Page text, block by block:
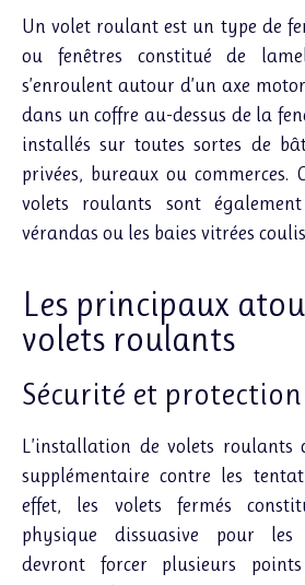
Un volet roulant est un type de
ou fenêtres constitué de
s’enroulent autour d’un axe
dans un coffre au-dessus de la
installés sur toutes sortes de
privées, bureaux ou commerces.
volets roulants sont
vérandas ou les baies vitrées
Les principaux
volets roulants
Sécurité et protection
L’installation de volets roulants
supplémentaire contre les
effet, les volets fermés
physique dissuasive pour les
devront forcer plusieurs